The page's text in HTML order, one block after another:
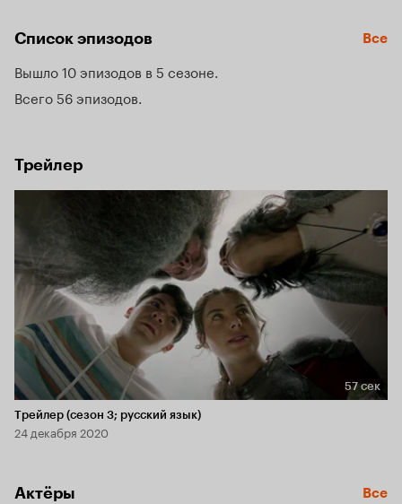
захватить власть над миром.
Список эпизодов Все
Вышло 10 эпизодов в 5 сезоне
Всего 56 эпизодов
Трейлер
Длительность 57 сек
57 сек
Трейлер (сезон 3; русский язык)
24 декабря 2020
Актёры Все